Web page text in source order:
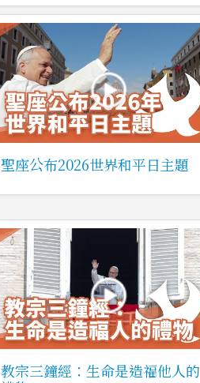
聖座公布2026世界和平日主題
教宗三鐘經：生命是造福他人的